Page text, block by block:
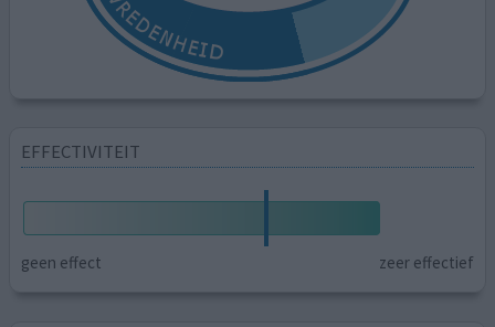
EFFECTIVITEIT
geen effect zeer effectief